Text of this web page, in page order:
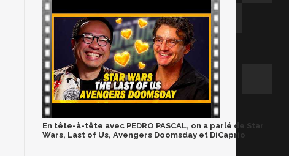
En tête-à-tête avec PEDRO PASCAL, on a parlé de Star
Wars, Last of Us, Avengers Doomsday et DiCaprio